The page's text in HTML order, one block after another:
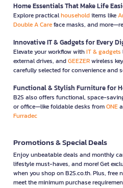
Home Essentials That Make Life
Explore practicalhouseholditems like
Double A Careface masks, and
Innovative IT & Gadgets for Every
Elevate your workflow withIT & gadgets
external drives, andGEEZERwireless
carefully selected for convenience and
Functional & Stylish Furniture for
B2S also offers functional, space-
or office—like foldable desks fromONE
Furradec
Promotions & Special Deals
Enjoy unbeatable deals and monthly
lifestyle must-haves, and more! Get
when you shop on B2S.co.th. Plus,
meet the minimum purchase